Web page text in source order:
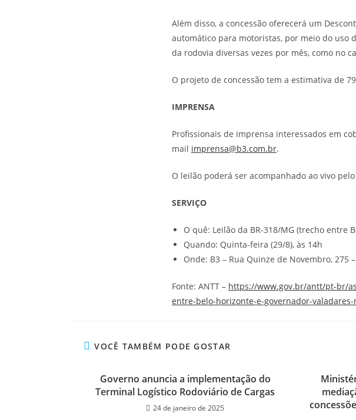
Além disso, a concessão oferecerá um
automático para motoristas, por meio do uso
da rodovia diversas vezes por mês, como no
O projeto de concessão tem a estimativa de
IMPRENSA
Profissionais de imprensa interessados em
mail imprensa@b3.com.br.
O leilão poderá ser acompanhado ao vivo pelo
SERVIÇO
O quê: Leilão da BR-318/MG (trecho entre
Quando: Quinta-feira (29/8), às 14h
Onde: B3 – Rua Quinze de Novembro, 275
Fonte: ANTT – https://www.gov.br/antt/pt-br/
entre-belo-horizonte-e-governador-
VOCÊ TAMBÉM PODE GOSTAR
Governo anuncia a implementação do
Terminal Logístico Rodoviário de Cargas
24 de janeiro de 2025